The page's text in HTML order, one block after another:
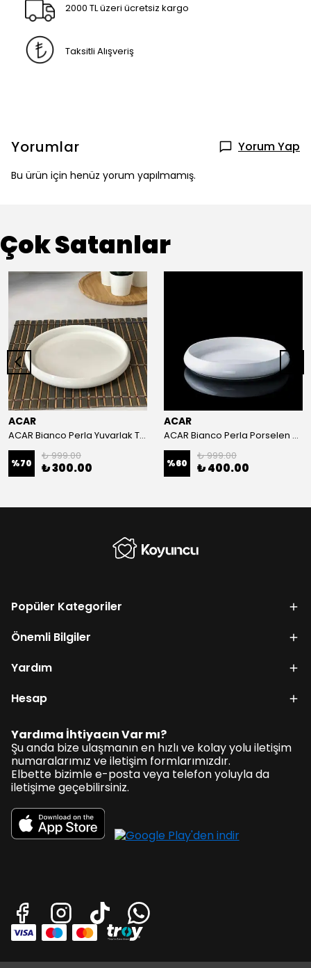
2000 TL üzeri ücretsiz kargo
Taksitli Alışveriş
Yorumlar Yorum Yap
Bu ürün için henüz yorum yapılmamış.
Çok Satanlar
ACAR
ACAR Bianco Perla Yuvarlak Tabak 20x2.5 cm
%70
₺ 999.00
₺ 300.00
ACAR
ACAR Bianco Perla Porselen Yuvarlak Tabak 24x3.8 cm
%60
₺ 999.00
₺ 400.00
Popüler Kategoriler
Önemli Bilgiler
Yardım
Hesap
Yardıma İhtiyacın Var mı?
Şu anda bize ulaşmanın en hızlı ve kolay yolu iletişim
numaralarımız ve iletişim formlarımızdır.
Elbette bizimle e-posta veya telefon yoluyla da
iletişime geçebilirsiniz.